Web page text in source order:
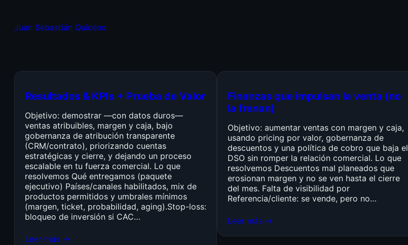
Juan Sebastián Quiceno
Resultados & KPIs + Prueba de Valor
Objetivo: demostrar —con datos duros—
ventas atribuibles, margen y caja, bajo
gobernanza de atribución transparente
(CRM/contrato), priorizando cuentas
estratégicas y cierre, y dejando un proceso
escalable en tu fuerza comercial. Lo que
resolvemos Qué entregamos (paquete
ejecutivo) Países/canales habilitados, mix de
productos permitidos y umbrales mínimos
(margen, ticket, probabilidad, aging).Stop-loss:
bloqueo de inversión si CAC…
Leer más →
Finanzas que impulsan la venta (no
la frenan)
Objetivo: aumentar ventas con margen y caja,
usando pricing por valor, gobernanza de
descuentos y una política de cobro que baja el
DSO sin romper la relación comercial. Lo que
resolvemos Descuentos mal planeados que
erosionan margen y no se ven hasta el cierre
del mes. Falta de visibilidad por
Referencia/cliente: se vende, pero no…
Leer más →